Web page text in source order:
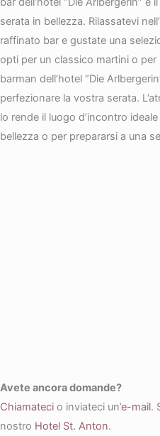
serata in bellezza. Rilassatevi
raffinato bar e gustate una
opti per un classico martini o
barman dell’hotel “Die
perfezionare la vostra serata.
lo rende il luogo d’incontro
bellezza o per prepararsi a una
Avete ancora domande?
Chiamateci o inviateci un’e-mail.
nostro Hotel St. Anton.